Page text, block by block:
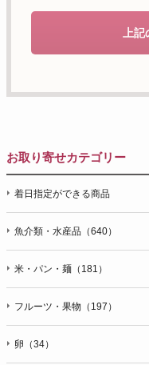
た個人情報を第三者に
ことがあります。
利用目的の通知・開示・
停止・消去および第三者
す。）に応じます。開示
い致します。
個人情報の提供は任意と
応等に支障をきたす可能
h）弊社は、弊社のウェ
上
お取り寄せカテゴリー
着日指定ができる商品
魚介類・水産品（640）
米・パン・麺（181）
フルーツ・果物（197）
卵（34）